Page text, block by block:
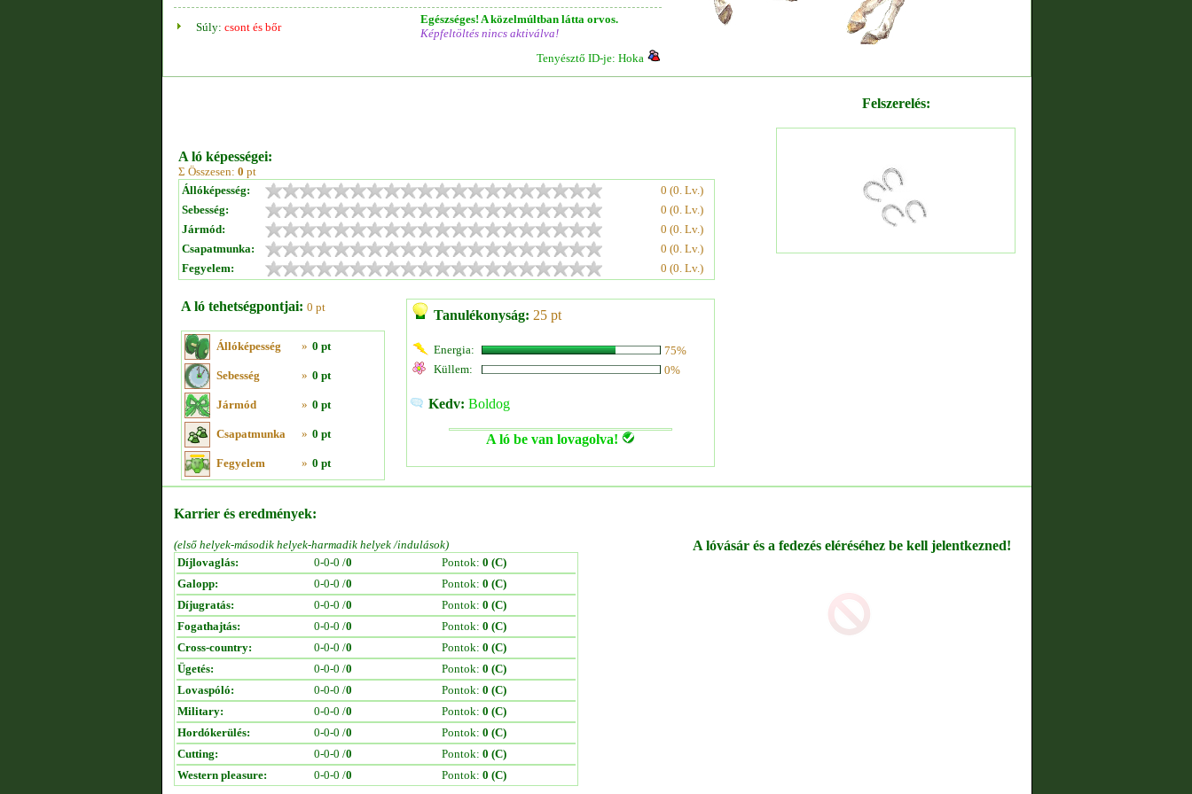
Súly: csont és bőr
Egészséges! A közelmúltban látta orvos.
Képfeltöltés nincs aktiválva!
Tenyésztő ID-je: Hoka
A ló képességei:
Σ Összesen: 0 pt
Állóképesség:
0 (0. Lv.)
Sebesség:
0 (0. Lv.)
Jármód:
0 (0. Lv.)
Csapatmunka:
0 (0. Lv.)
Fegyelem:
0 (0. Lv.)
A ló tehetségpontjai: 0 pt
Állóképesség » 0 pt
Sebesség » 0 pt
Jármód » 0 pt
Csapatmunka » 0 pt
Fegyelem » 0 pt
Tanulékonyság: 25 pt
Energia:
75%
Küllem:
0%
Kedv: Boldog
A ló be van lovagolva!
Felszerelés:
Karrier és eredmények:
(első helyek-második helyek-harmadik helyek /indulások)
Díjlovaglás:
0-0-0 /0 Pontok: 0 (C)
Galopp:
0-0-0 /0 Pontok: 0 (C)
Díjugratás:
0-0-0 /0 Pontok: 0 (C)
Fogathajtás:
0-0-0 /0 Pontok: 0 (C)
Cross-country:
0-0-0 /0 Pontok: 0 (C)
Ügetés:
0-0-0 /0 Pontok: 0 (C)
Lovaspóló:
0-0-0 /0 Pontok: 0 (C)
Military:
0-0-0 /0 Pontok: 0 (C)
Hordókerülés:
0-0-0 /0 Pontok: 0 (C)
Cutting:
0-0-0 /0 Pontok: 0 (C)
Western pleasure:
0-0-0 /0 Pontok: 0 (C)
A lóvásár és a fedezés eléréséhez be kell jelentkezned!